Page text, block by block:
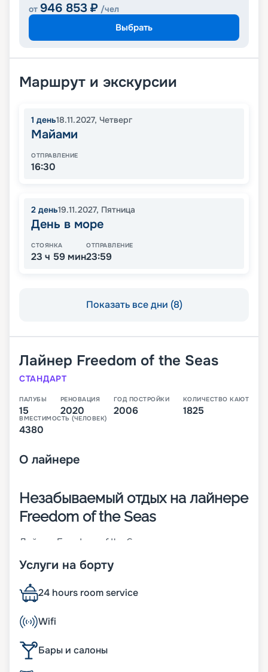
от 946 853 ₽ /чел
Выбрать
Маршрут и экскурсии
1 день18.11.2027, Четверг
Майами
ОТПРАВЛЕНИЕ
16:30
2 день19.11.2027, Пятница
День в море
СТОЯНКА
23 ч 59 мин
ОТПРАВЛЕНИЕ
23:59
Показать все дни (8)
Лайнер Freedom of the Seas
СТАНДАРТ
ПАЛУБЫ
15
РЕНОВАЦИЯ
2020
ГОД ПОСТРОЙКИ
2006
КОЛИЧЕСТВО КАЮТ
1825
ВМЕСТИМОСТЬ (ЧЕЛОВЕК)
4380
О лайнере
Незабываемый отдых на лайнере
Freedom of the Seas
Лайнер Freedom of the Seas – легендарное
Caribbean International. Оно было построено в
модернизация. Его суда-близнецы –
Independence of the Seas и Liberty of the Seas.
Основные характеристики лайнера:
• ширина – 56 м;
• водоизмещение – более 154 тыс. т;
• осадка – 8,5 м;
Услуги на борту
24 hours room service
Wifi
Бары и салоны